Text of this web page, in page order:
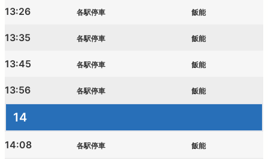
13:26 各駅停車 飯能
13:35 各駅停車 飯能
13:45 各駅停車 飯能
13:56 各駅停車 飯能
14
14:08 各駅停車 飯能